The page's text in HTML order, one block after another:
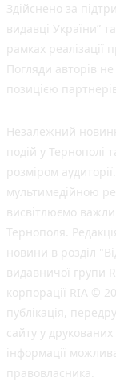
Здійснено за
видавці України”
рамках реалізації
Погляди авторів
позицією
Незалежний
подій у Тернополі
розміром
мультимедійною
висвітлюємо
Тернополя.
новини в розділ
видавничої групи
корпорації RIA ©
публiкацiя,
сайту у
інформації
правовласника.